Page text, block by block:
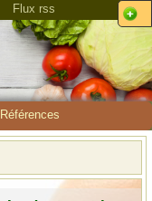
Flux rss
Références